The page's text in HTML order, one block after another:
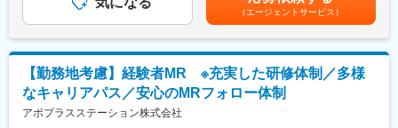
合研修（症例検討など）のほか、学会聴講、専門医とのロープレ
試験など、個人の自己学習だけでは身に着けることが難しい深い
知見を身に着けることが可能です。また、取得した知識が発揮で
きるプロジェクトに配属できるよう、全社でバックアップしてい
ます。
(2)トップクラスの契約メーカー数：同業他社と比較しても、多く
のプロジェクト数があり、様々なご経験を活かしていただくこと
が可能です。20代～60代までの幅広い年代のMRの方が活躍され
給：年1回★頑張りに応じて年収UP★赴任先の評価次第で大幅に
年収をUPできます。（年2回業績給改定）賃金はあくまでも目安
の金額であり、選考を通じて上下する可能性があります。月給(月
額)は固定手当を含めた表記です。
（エージェントサービス）
【勤務地考慮】経験者MR ※充実した研修体制／多様
なキャリアパス／安心のMRフォロー体制
アポプラスステーション株式会社